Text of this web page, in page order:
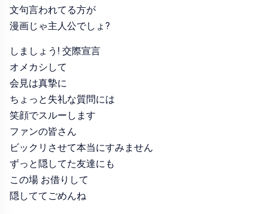
文句言われてる方が
漫画じゃ主人公でしょ?
しましょう! 交際宣言
オメカシして
会見は真摯に
ちょっと失礼な質問には
笑顔でスルーします
ファンの皆さん
ビックリさせて本当にすみません
ずっと隠してた友達にも
この場 お借りして
隠しててごめんね